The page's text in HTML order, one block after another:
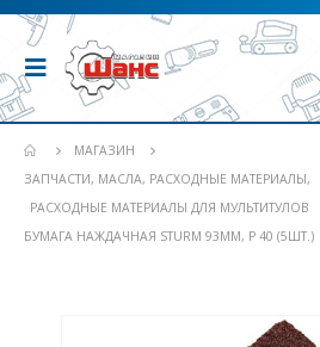
МАГАЗИН
ЗАПЧАСТИ, МАСЛА, РАСХОДНЫЕ МАТЕРИАЛЫ,
РАСХОДНЫЕ МАТЕРИАЛЫ ДЛЯ МУЛЬТИТУЛОВ
БУМАГА НАЖДАЧНАЯ STURM 93ММ, Р 40 (5ШТ.)